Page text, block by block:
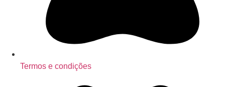
Termos e condições